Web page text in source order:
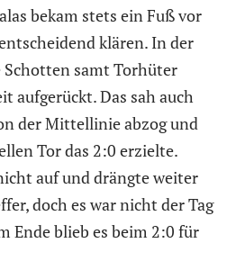
bekam stets ein Fuß vor
klären. In der
samt Torhüter
aufgerückt. Das sah auch
der Mittellinie abzog und
Tor das 2:0 erzielte.
auf und drängte weiter
doch es war nicht der Tag
Ende blieb es beim 2:0 für